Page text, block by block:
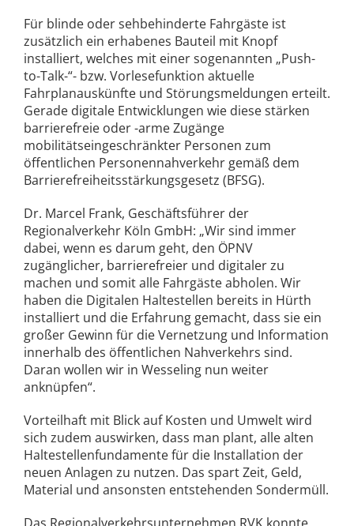
Für blinde oder sehbehinderte Fahrgäste ist
zusätzlich ein erhabenes Bauteil mit Knopf
installiert, welches mit einer sogenannten „Push-
to-Talk-“- bzw. Vorlesefunktion aktuelle
Fahrplanauskünfte und Störungsmeldungen erteilt.
Gerade digitale Entwicklungen wie diese stärken
barrierefreie oder -arme Zugänge
mobilitätseingeschränkter Personen zum
öffentlichen Personennahverkehr gemäß dem
Barrierefreiheitsstärkungsgesetz (BFSG).
Dr. Marcel Frank, Geschäftsführer der
Regionalverkehr Köln GmbH: „Wir sind immer
dabei, wenn es darum geht, den ÖPNV
zugänglicher, barrierefreier und digitaler zu
machen und somit alle Fahrgäste abholen. Wir
haben die Digitalen Haltestellen bereits in Hürth
installiert und die Erfahrung gemacht, dass sie ein
großer Gewinn für die Vernetzung und Information
innerhalb des öffentlichen Nahverkehrs sind.
Daran wollen wir in Wesseling nun weiter
anknüpfen“.
Vorteilhaft mit Blick auf Kosten und Umwelt wird
sich zudem auswirken, dass man plant, alle alten
Haltestellenfundamente für die Installation der
neuen Anlagen zu nutzen. Das spart Zeit, Geld,
Material und ansonsten entstehenden Sondermüll.